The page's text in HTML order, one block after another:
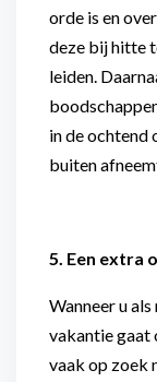
orde is en
deze bij hitte
leiden.
in de ochtend
buiten
5. Een extra
Wanneer u
vakantie gaat
vaak op zoek